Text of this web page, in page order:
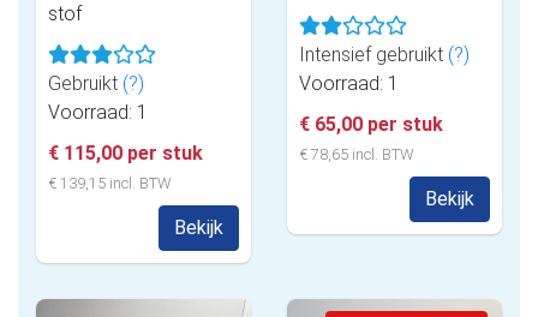
stof
Gebruikt (?)
Voorraad: 1
€ 115,00 per stuk
€ 139,15 incl. BTW
Bekijk
Intensief gebruikt (?)
Voorraad: 1
€ 65,00 per stuk
€ 78,65 incl. BTW
Bekijk